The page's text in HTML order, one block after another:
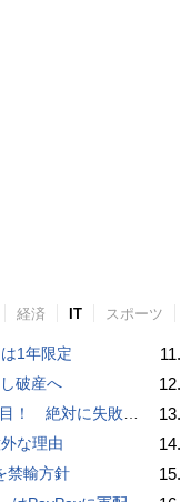
経済 IT スポーツ
1年限定
破産へ
中古スマホ」の売り方＆買い方
な理由
禁輸方針
11.
12.
13.
14.
15.